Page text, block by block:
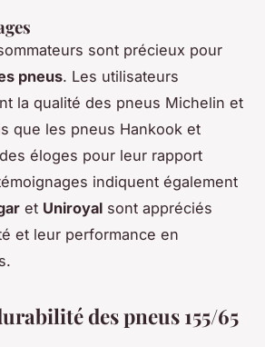
sont précieux pour
pneus. Les utilisateurs
la qualité des pneus Michelin et
que les pneus Hankook et
éloges pour leur rapport
indiquent également
et Uniroyal sont appréciés
et leur performance en
des pneus 155/65